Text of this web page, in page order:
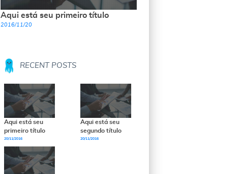
RECENT POSTS
Aqui está seu primeiro título
2016/11/20
Aqui está seu
primeiro título
20/11/2016
Aqui está seu
segundo título
20/11/2016